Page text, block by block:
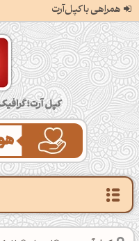
همراهی با کپل‌آرت